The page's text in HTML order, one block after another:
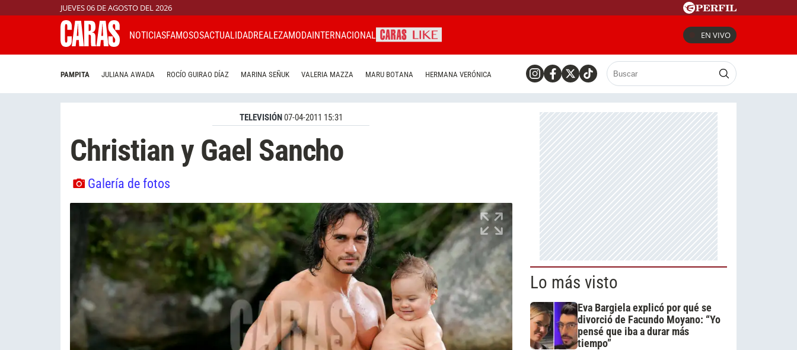
JUEVES 06 DE AGOSTO DEL 2026
NOTICIASFAMOSOSACTUALIDADREALEZAMODAINTERNACIONAL EN VIVO
PAMPITA JULIANA AWADA ROCÍO GUIRAO DÍAZ MARINA SEÑUK VALERIA MAZZA MARU BOTANA HERMANA VERÓNICA
TELEVISIÓN07-04-2011 15:31
Christian y Gael Sancho
Galería de fotos
Lo más visto
Eva Bargiela explicó por qué se
divorció de Facundo Moyano: “Yo
pensé que iba a durar más
tiempo”